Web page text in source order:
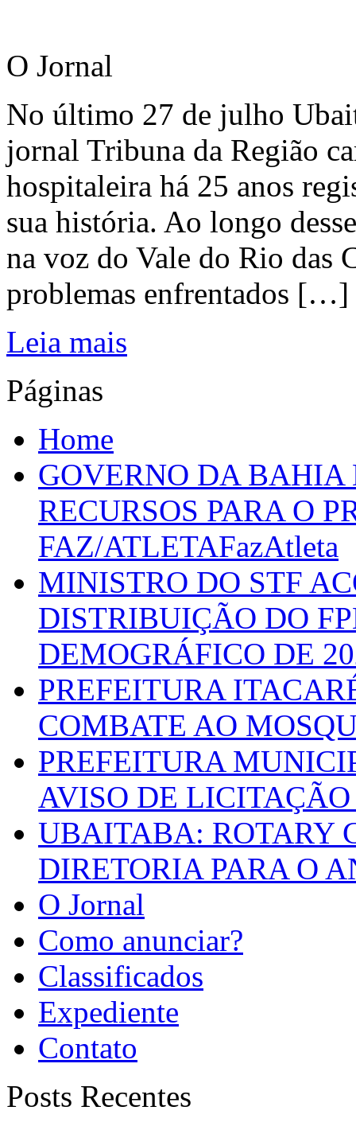
O Jornal
No último 27 de julho
jornal Tribuna da Região
hospitaleira há 25 anos
sua história. Ao longo
na voz do Vale do Rio das
problemas enfrentados […]
Leia mais
Páginas
Home
GOVERNO DA
RECURSOS PARA O
FAZ/ATLETAFazAtleta
MINISTRO DO STF
DISTRIBUIÇÃO DO
DEMOGRÁFICO DE
PREFEITURA
COMBATE AO
PREFEITURA
AVISO DE LICITAÇÃO
UBAITABA: ROTARY
DIRETORIA PARA O
O Jornal
Como anunciar?
Classificados
Expediente
Contato
Posts Recentes